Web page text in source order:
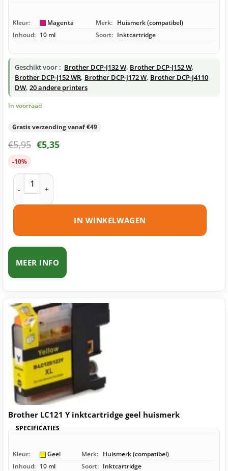
Kleur: Magenta Merk: Huismerk (compatibel)
Inhoud: 10 ml Soort: Inktcartridge
Geschikt voor : Brother DCP-J132 W, Brother DCP-J152 W,
Brother DCP-J152 WR, Brother DCP-J172 W, Brother DCP-J4110
DW, 20 andere printers
In voorraad
Gratis verzending vanaf €49
€5,95 €5,35
-10%
Brother LC121 M inktcartridge magenta huismerk aantal
IN WINKELWAGEN
MEER INFO
Brother LC121 Y inktcartridge geel huismerk
SPECIFICATIES
Kleur: Geel Merk: Huismerk (compatibel)
Inhoud: 10 ml Soort: Inktcartridge